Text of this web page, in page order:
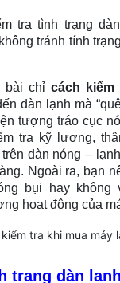
tra tình trạng
tránh tính
bài chỉ cách kiểm
dàn lạnh mà
tượng tráo cục
tra kỹ lượng,
dàn nóng –
Ngoài ra, bạn
bụi hay không
hoạt động của
trạng dàn lạnh